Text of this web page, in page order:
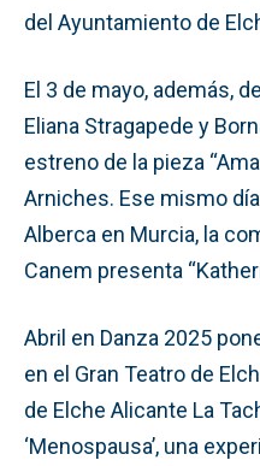
del Ayuntamiento de
El 3 de mayo, además,
Eliana Stragapede y
estreno de la pieza
Arniches. Ese mismo
Alberca en Murcia, la
Canem presenta
Abril en Danza 2025
en el Gran Teatro de
de Elche Alicante La
‘Menospausa’, una